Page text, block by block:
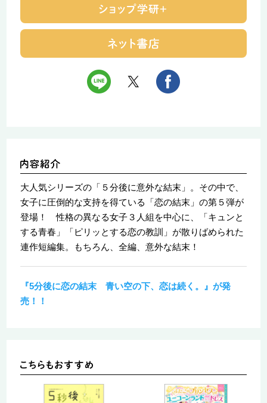
大人気シリーズの「５分後に意外な結末」。その中で、
女子に圧倒的な支持を得ている「恋の結末」の第５弾が
登場！ 性格の異なる女子３人組を中心に、「キュンと
する青春」「ピリッとする恋の教訓」が散りばめられた
連作短編集。もちろん、全編、意外な結末！
『5分後に恋の結末 青い空の下、恋は続く。』が発
売！！